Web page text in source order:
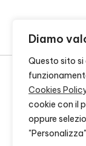
Diamo
Questo sito si
Cookies
cookie con il
oppure
© 2026 -